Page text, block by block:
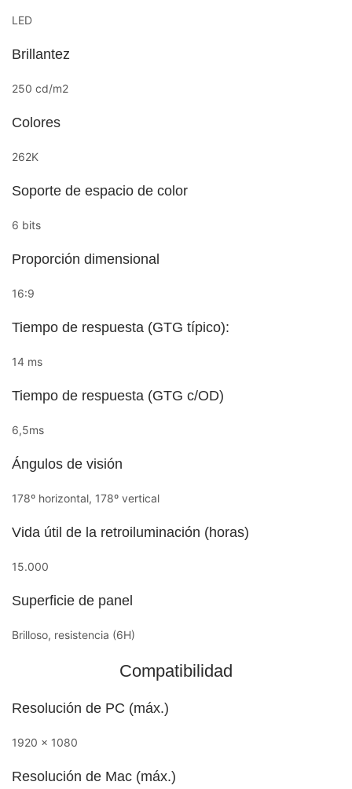
LED
Brillantez
250 cd/m2
Colores
262K
Soporte de espacio de color
6 bits
Proporción dimensional
16:9
Tiempo de respuesta (GTG típico):
14 ms
Tiempo de respuesta (GTG c/OD)
6,5ms
Ángulos de visión
178º horizontal, 178º vertical
Vida útil de la retroiluminación (horas)
15.000
Superficie de panel
Brilloso, resistencia (6H)
Compatibilidad
Resolución de PC (máx.)
1920 x 1080
Resolución de Mac (máx.)